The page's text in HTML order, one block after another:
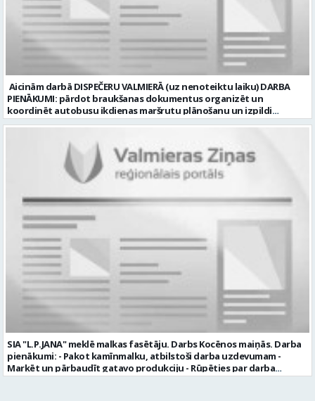
laiku Slodze: Viena vesela slodze Darbības joma: Būvniecība /
Nekustamais īpašums Pieteikto vietu skaits: 1 Līgums: Darbinieka
amats uz nenoteiktu laiku Aktuāla līdz: 2026-08-20 Kontaktpersona:
CV lūdzam sūtīt uz e-pastu: vbrugis@inbox.lv
Aicinām darbā DISPEČERU VALMIERĀ (uz nenoteiktu laiku) DARBA
PIENĀKUMI: pārdot braukšanas dokumentus organizēt un
koordinēt autobusu ikdienas maršrutu plānošanu un izpildi
nodrošināt autobusu vadītāju dienas darba uzdevumu
profesionālā izglītība augsta atbildības sajūta, precizitāte un labas
komunikācijas spējas labas iemaņas darbā ar datoru un
elektronisko kases aparātu UZŅĒMUMS PIEDĀVĀ: darbu stabilā
uzņēmumā darba laiku: maiņu grafiks (1. dežūra no plkst. 05.20 līdz
plkst. 16.20 un 2.dežūra no plkst. 12.50-21.00) darba samaksu sākot no
1100 līdz 1250 EUR (pirms nodokļu nomaksas) pilnas sociālās
garantijas veselības apdrošināšanas iespējas dinamisku un
profesionālu darba vidi apmācību pirms darba pienākumu
uzsākšanas CV ar norādi vakancei „dispečers Valmierā” iesniegt līdz
2026. gada 21. augustam (ieskaitot): sūtot elektroniski uz info@vtu-
valmiera.lv personīgi SIA „VTU Valmiera”, Reģ.nr. 40003004220,
„Brandeļi”, Brandeļi, Kocēnu pagasts, Valmieras novads, personāla
daļā darba dienās no plkst. 13:00 līdz 16:00. 2 nedēļu laikā pēc
konkursa termiņa beigām sazināsimies ar pretendentiem, kuri tiks
aicināti uz tikšanos klātienē. Informācijai: 29231565 * Iesniegtos
personas datus SIA “VTU VALMIERA” izmantos, lai konkursa kārtībā
viņa personas dati tiktu saglabāti SIA “VTU VALMIERA” iekšējā datu
bāzē ar mērķi tos apstrādāt citos SIA “VTU VALMIERA” personāla
atlases konkursos, tad pieteikumā vakancei lūdzam kandidātam
SIA "L.P.JANA" meklē malkas fasētāju. Darbs Kocēnos maiņās. Darba
pienākumi: - Pakot kamīnmalku, atbilstoši darba uzdevumam -
Marķēt un pārbaudīt gatavo produkciju - Rūpēties par darba
kvalitāti un kārtību darba vietā Prasības kandidātiem: - Laba fiziskā